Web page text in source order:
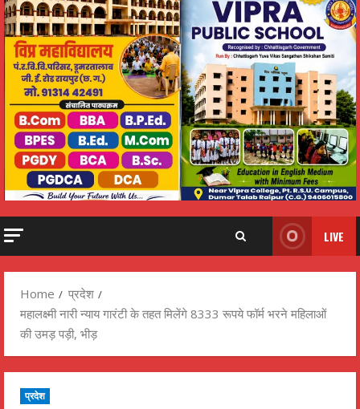
LIVE
Home
प्रदेश
महालक्ष्मी नारी न्याय गारंटी के तहत मिलेंगे 8333 रूपये फॉर्म भरने महिलाओं
की उमड़ पड़ी, भीड़
प्रदेश